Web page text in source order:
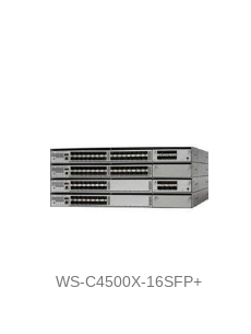
WS-C4500X-16SFP+